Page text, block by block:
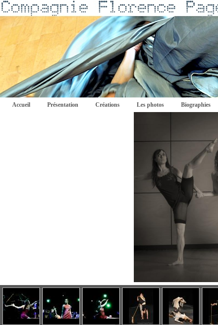
Accueil Présentation Créations Les photos Biographies